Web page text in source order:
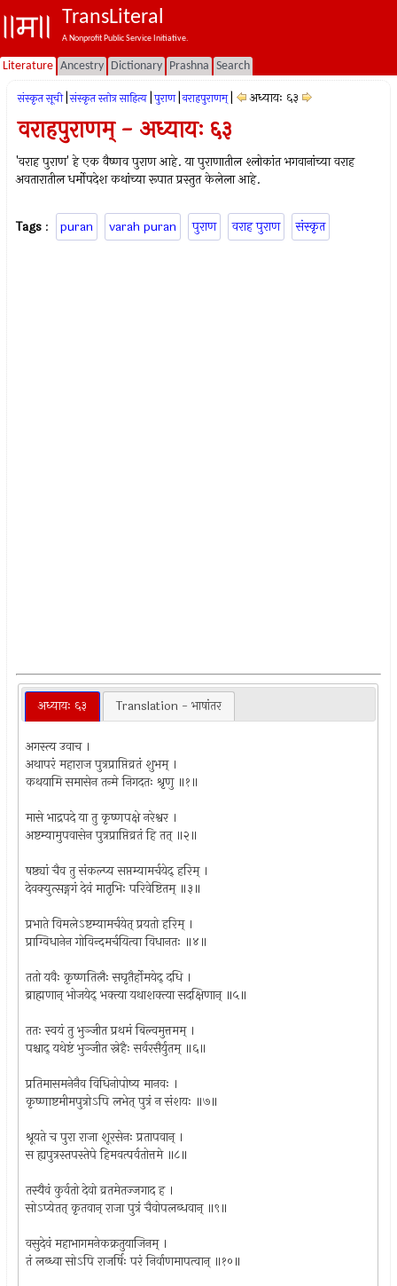
TransLiteral
A Nonprofit Public Service Initiative.
Literature Ancestry Dictionary Prashna Search
संस्कृत सूची संस्कृत स्तोत्र साहित्य पुराण वराहपुराणम् अध्यायः ६३
वराहपुराणम् - अध्यायः ६३
'वराह पुराण' हे एक वैष्णव पुराण आहे. या पुराणातील श्लोकांत भगवानांच्या वराह
अवतारातील धर्मोपदेश कथांच्या रूपात प्रस्तुत केलेला आहे.
Tags : puran varah puran पुराण वराह पुराण संस्कृत
अध्यायः ६३ Translation - भाषांतर
अगस्त्य उवाच ।
अथापरं महाराज पुत्रप्राप्तिव्रतं शुभम् ।
कथयामि समासेन तन्मे निगदतः श्रृणु ॥१॥
मासे भाद्रपदे या तु कृष्णपक्षे नरेश्वर ।
अष्टम्यामुपवासेन पुत्रप्राप्तिव्रतं हि तत् ॥२॥
षष्ठ्यां चैव तु संकल्प्य सप्तम्यामर्चयेद् हरिम् ।
देवक्युत्सङ्गगं देवं मातृभिः परिवेष्टितम् ॥३॥
प्रभाते विमलेऽष्टम्यामर्चयेत् प्रयतो हरिम् ।
प्राग्विधानेन गोविन्दमर्चयित्वा विधानतः ॥४॥
ततो यवैः कृष्णतिलैः सघृतैर्होमयेद् दधि ।
ब्राह्मणान् भोजयेद् भक्त्या यथाशक्त्या सदक्षिणान् ॥५॥
ततः स्वयं तु भुञ्जीत प्रथमं बिल्वमुत्तमम् ।
पश्चाद् यथेष्टं भुञ्जीत स्नेहैः सर्वरसैर्युतम् ॥६॥
प्रतिमासमनेनैव विधिनोपोष्य मानवः ।
कृष्णाष्टमीमपुत्रोऽपि लभेत् पुत्रं न संशयः ॥७॥
श्रूयते च पुरा राजा शूरसेनः प्रतापवान् ।
स ह्यपुत्रस्तपस्तेपे हिमवत्पर्वतोत्तमे ॥८॥
तस्यैवं कुर्वतो देवो व्रतमेतज्जगाद ह ।
सोऽप्येतत् कृतवान् राजा पुत्रं चैवोपलब्धवान् ॥९॥
वसुदेवं महाभागमनेकक्रतुयाजिनम् ।
तं लब्ध्वा सोऽपि राजर्षिः परं निर्वाणमापत्वान् ॥१०॥